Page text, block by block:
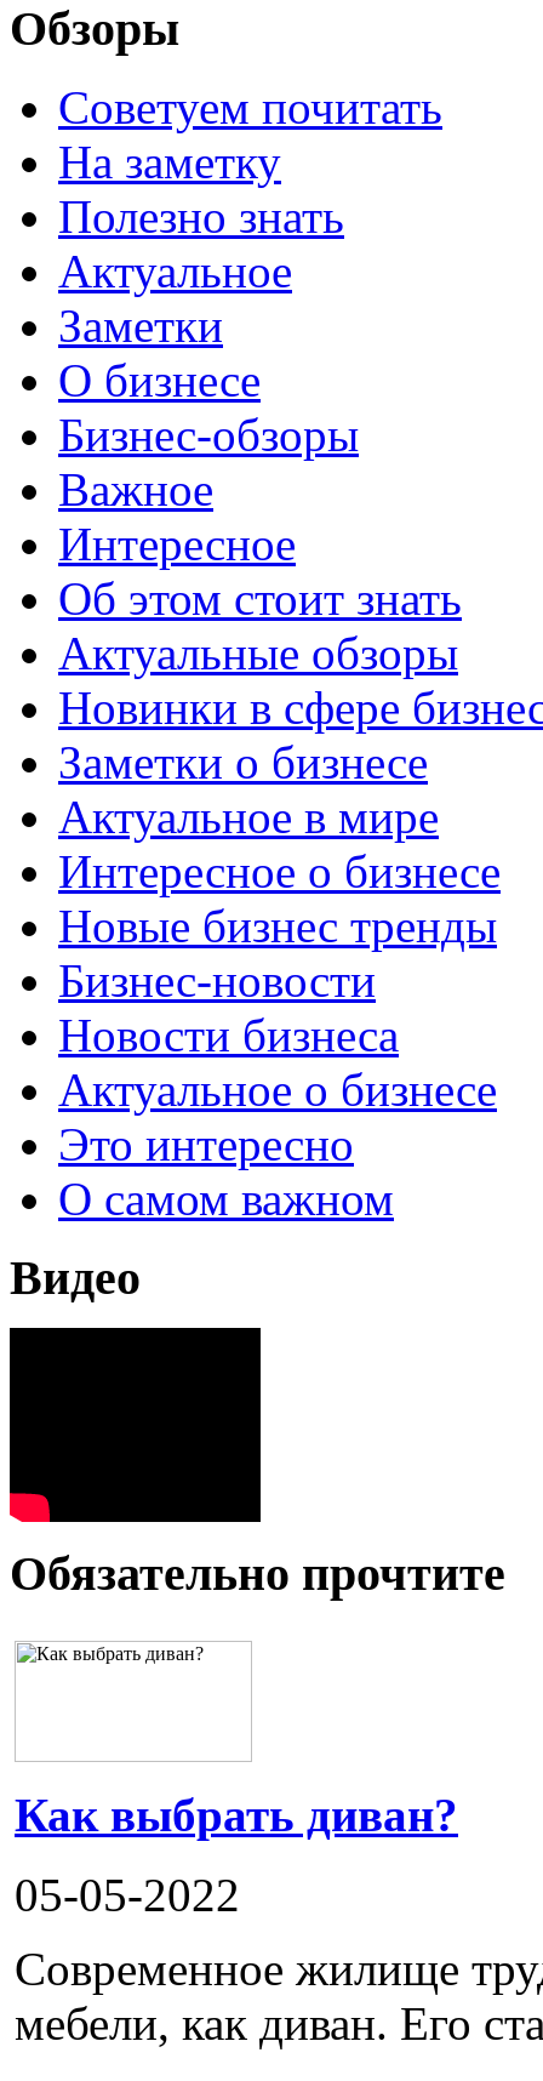
Обзоры
Советуем почитать
На заметку
Полезно знать
Актуальное
Заметки
О бизнесе
Бизнес-обзоры
Важное
Интересное
Об этом стоит знать
Актуальные обзоры
Новинки в сфере
Заметки о бизнесе
Актуальное в мире
Интересное о бизнесе
Новые бизнес тренды
Бизнес-новости
Новости бизнеса
Актуальное о бизнесе
Это интересно
О самом важном
Видео
Обязательно прочтите
Как выбрать диван?
05-05-2022
Современное жилище
мебели, как диван. Его